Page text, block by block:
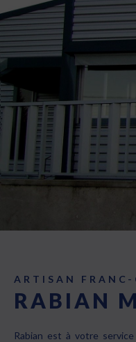
ARTISAN
RABIAN
Rabian est à votre